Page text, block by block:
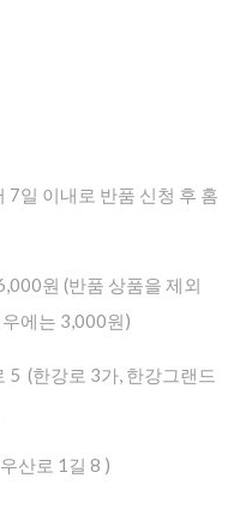
7일 이내로 반품 신청 후 홈
원 (반품 상품을 제외
에는 3,000원)
5 (한강로 3가, 한강그랜드
산로 1길 8 )